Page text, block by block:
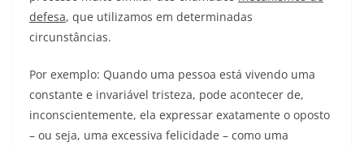
defesa, que utilizamos em determinadas
circunstâncias.
Por exemplo: Quando uma pessoa está vivendo uma
constante e invariável tristeza, pode acontecer de,
inconscientemente, ela expressar exatamente o oposto
– ou seja, uma excessiva felicidade – como uma